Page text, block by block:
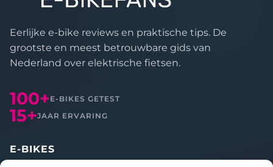
Eerlijke e-bike reviews en praktische tips. De
grootste en meest betrouwbare gids van
Nederland over elektrische fietsen.
100+ E-BIKES GETEST
15+JAAR ERVARING
E-BIKES